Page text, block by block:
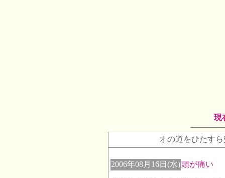
現
オの道をひたす
2006年08月16日(水)頭が痛い